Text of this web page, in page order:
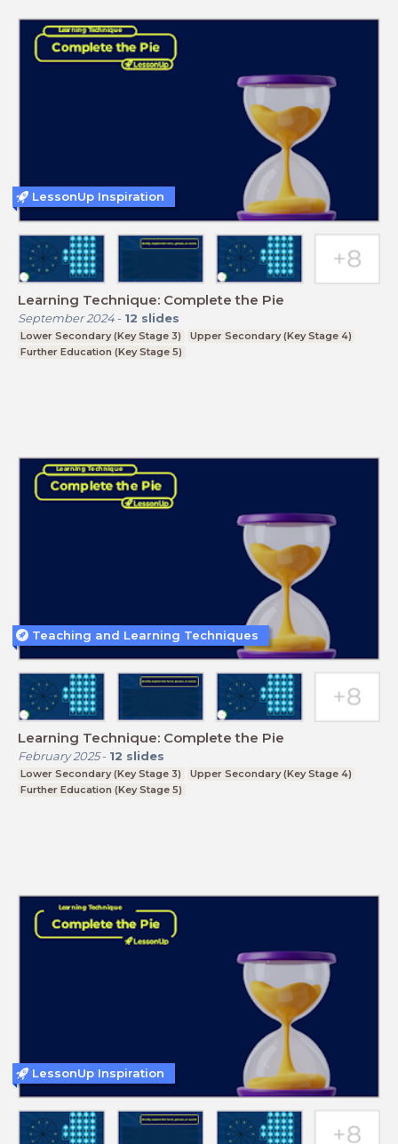
Learning Technique: Complete the Pie
September 2024- 12 slides
Lower Secondary (Key Stage 3)
Upper Secondary (Key Stage 4)
Further Education (Key Stage 5)
LessonUp Inspiration
Learning Technique: Complete the Pie
February 2025- 12 slides
Lower Secondary (Key Stage 3)
Upper Secondary (Key Stage 4)
Further Education (Key Stage 5)
Teaching and Learning Techniques
LessonUp Inspiration